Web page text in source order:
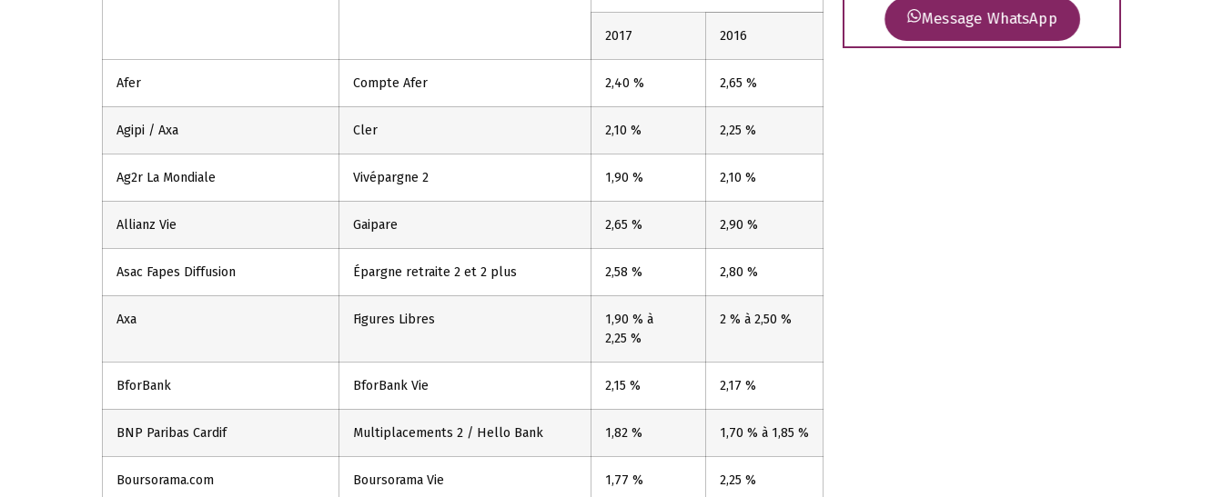
2017 2016
Afer Compte Afer 2,40 % 2,65 %
Agipi / Axa Cler 2,10 % 2,25 %
Ag2r La Mondiale Vivépargne 2 1,90 % 2,10 %
Allianz Vie Gaipare 2,65 % 2,90 %
Asac Fapes Diffusion Épargne retraite 2 et 2 plus 2,58 % 2,80 %
Axa Figures Libres
1,90 % à
2,25 %
2 % à 2,50 %
BforBank BforBank Vie 2,15 % 2,17 %
BNP Paribas Cardif Multiplacements 2 / Hello Bank 1,82 % 1,70 % à 1,85 %
Boursorama.com Boursorama Vie 1,77 % 2,25 %
Message WhatsApp